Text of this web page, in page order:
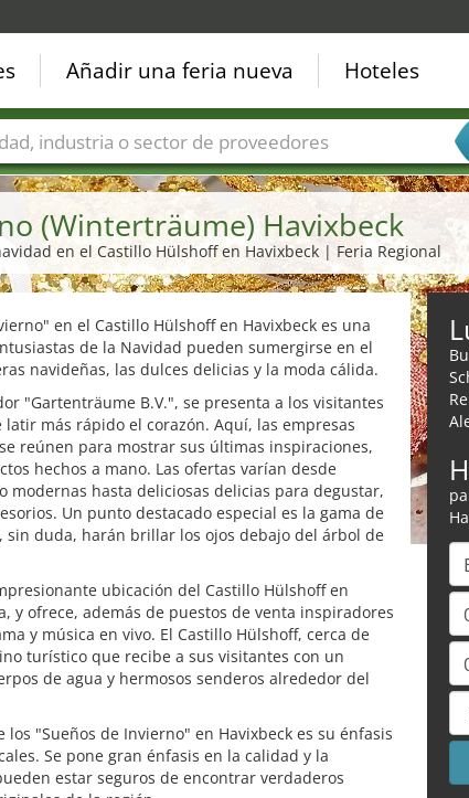
(Winterträume) Havixbeck
en el Castillo Hülshoff en Havixbeck | Feria Regional
en el Castillo Hülshoff en Havixbeck es una
de la Navidad pueden sumergirse en el
navideñas, las dulces delicias y la moda cálida.
"Gartenträume B.V.", se presenta a los visitantes
más rápido el corazón. Aquí, las empresas
reúnen para mostrar sus últimas inspiraciones,
hechos a mano. Las ofertas varían desde
modernas hasta deliciosas delicias para degustar,
Un punto destacado especial es la gama de
sin duda, harán brillar los ojos debajo del árbol de
ubicación del Castillo Hülshoff en
y ofrece, además de puestos de venta inspiradores
y música en vivo. El Castillo Hülshoff, cerca de
turístico que recibe a sus visitantes con un
de agua y hermosos senderos alrededor del
"Sueños de Invierno" en Havixbeck es su énfasis
Se pone gran énfasis en la calidad y la
estar seguros de encontrar verdaderos
Añadir una feria nueva Hoteles
Sectores de ferias Sectores de proveedor de servicios